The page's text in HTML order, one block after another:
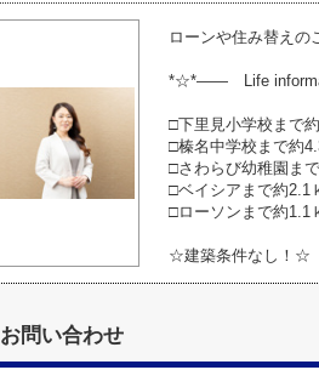
ローンや住み替えの
*☆*―― Life
□下里見小学校まで
□榛名中学校まで約
□さわらび幼稚園ま
□ベイシアまで約2.1
□ローソンまで約1.1
☆建築条件なし！☆
お問い合わせ